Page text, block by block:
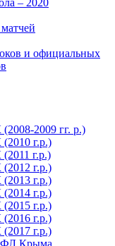
– 2020
и официальных
2009 гг. р.)
г.р.)
г.р.)
г.р.)
г.р.)
г.р.)
г.р.)
г.р.)
г.р.)
Крыма